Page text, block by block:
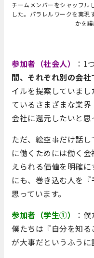
チームメンバーをシャッフル
した。パラレルワークを実現
かを議
参加者（社会人） ：1
間、それぞれ別の会社
イルを提案していま
ているさまざまな業
会社に還元したいと思
ただ、絵空事だけ話
に働くためには働く
えられる価値を明確
にも、巻き込む人を『
思っています。
参加者（学生①）
：
僕たちは『自分を知
が大事だというふうに